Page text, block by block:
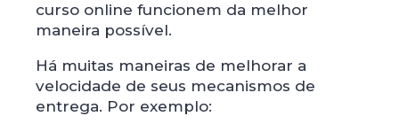
curso online funcionem da melhor
maneira possível.
Há muitas maneiras de melhorar a
velocidade de seus mecanismos de
entrega. Por exemplo: